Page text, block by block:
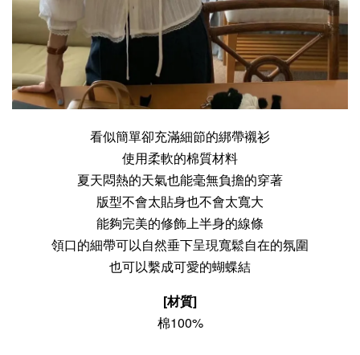
看似簡單卻充滿細節的綁帶襯衫
使用柔軟的棉質材料
夏天悶熱的天氣也能毫無負擔的穿著
版型不會太貼身也不會太寬大
能夠完美的修飾上半身的線條
領口的細帶可以自然垂下呈現寬鬆自在的氛圍
也可以繫成可愛的蝴蝶結
[材質]
棉100%